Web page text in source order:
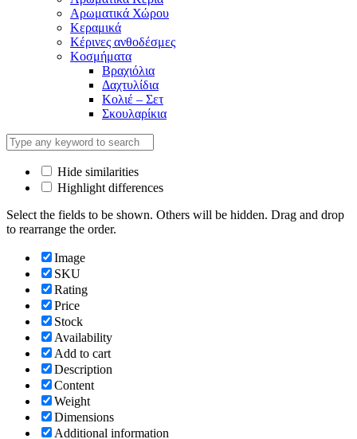
Αρωματικά Χώρου
Κεραμικά
Κέρινες ανθοδέσμες
Κοσμήματα
Βραχιόλια
Δαχτυλίδια
Κολιέ – Σετ
Σκουλαρίκια
Hide similarities
Highlight differences
Select the fields to be shown. Others will be hidden. Drag and drop
to rearrange the order.
Image
SKU
Rating
Price
Stock
Availability
Add to cart
Description
Content
Weight
Dimensions
Additional information